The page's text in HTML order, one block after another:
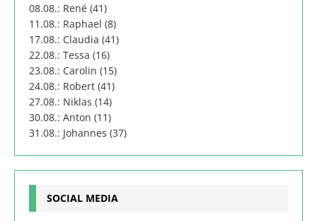
08.08.: René (41)
11.08.: Raphael (8)
17.08.: Claudia (41)
22.08.: Tessa (16)
23.08.: Carolin (15)
24.08.: Robert (41)
27.08.: Niklas (14)
30.08.: Anton (11)
31.08.: Johannes (37)
SOCIAL MEDIA